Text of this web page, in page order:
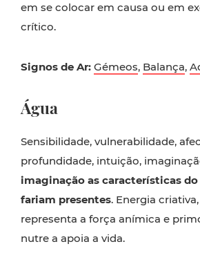
em se colocar em causa ou em
crítico.
Signos de Ar: Gémeos, Balança,
Água
Sensibilidade, vulnerabilidade,
profundidade, intuição,
imaginação as características do
fariam presentes. Energia
representa a força anímica e
nutre a apoia a vida.